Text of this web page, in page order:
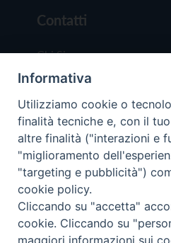
Contatti
Chi Siamo
Redazione
Scrivici
Copyright © 2019 -
Trentina Editrice
Informativa
Utilizziamo cookie o
finalità tecniche e, con il
altre finalità ("interazioni e
"miglioramento
"targeting e pubblicità")
cookie policy.
Cliccando su "accetta"
cookie. Cliccando su